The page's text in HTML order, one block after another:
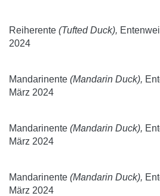
Reiherente (Tufted Duck),
2024
Mandarinente (Mandarin Duck),
März 2024
Mandarinente (Mandarin Duck),
März 2024
Mandarinente (Mandarin Duck),
März 2024